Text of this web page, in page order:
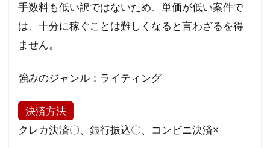
手数料も低い訳ではないため、単価が低い案件で
は、十分に稼ぐことは難しくなると言わざるを得
ません。
強みのジャンル：ライティング
決済方法
クレカ決済〇、銀行振込〇、コンビニ決済×